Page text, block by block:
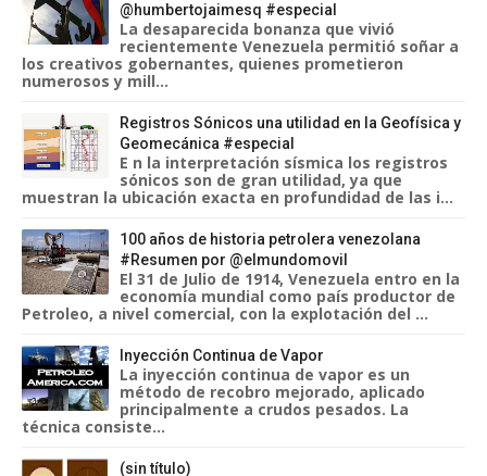
@humbertojaimesq #especial
La desaparecida bonanza que vivió
recientemente Venezuela permitió soñar a
los creativos gobernantes, quienes prometieron
numerosos y mill...
Registros Sónicos una utilidad en la Geofísica y
Geomecánica #especial
E n la interpretación sísmica los registros
sónicos son de gran utilidad, ya que
muestran la ubicación exacta en profundidad de las i...
100 años de historia petrolera venezolana
#Resumen por @elmundomovil
El 31 de Julio de 1914, Venezuela entro en la
economía mundial como país productor de
Petroleo, a nivel comercial, con la explotación del ...
Inyección Continua de Vapor
La inyección continua de vapor es un
método de recobro mejorado, aplicado
principalmente a crudos pesados. La
técnica consiste...
(sin título)